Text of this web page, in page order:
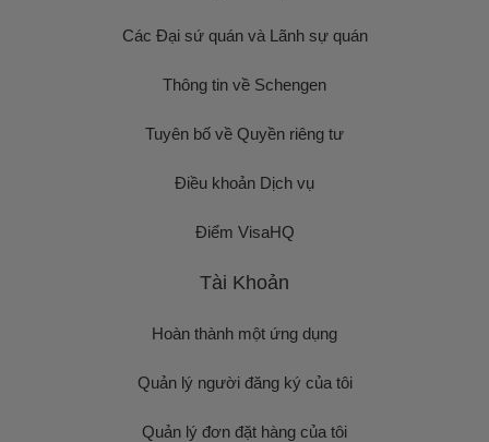
Các Đại sứ quán và Lãnh sự quán
Thông tin về Schengen
Tuyên bố về Quyền riêng tư
Điều khoản Dịch vụ
Điểm VisaHQ
Tài Khoản
Hoàn thành một ứng dụng
Quản lý người đăng ký của tôi
Quản lý đơn đặt hàng của tôi